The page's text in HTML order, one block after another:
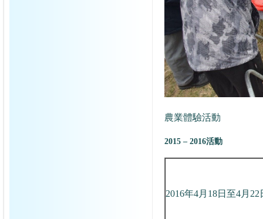
農業體驗活動
2015 – 2016活動
2016年4月18日至4月22